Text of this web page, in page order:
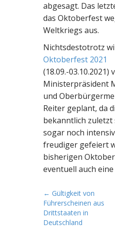
abgesagt. Das
das Oktoberfest
Weltkriegs aus.
Nichtsdestotrotz
Oktoberfest 2021
(18.09.-03.10.2021)
Ministerpräsident
und
Reiter geplant, da
bekanntlich zuletzt
sogar noch
freudiger gefeiert
bisherigen
eventuell auch
P
o
s
← Gültigkeit von
Führerscheinen aus
Drittstaaten in
Deutschland